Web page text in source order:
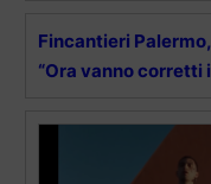
Fincantieri
“Ora vanno corretti